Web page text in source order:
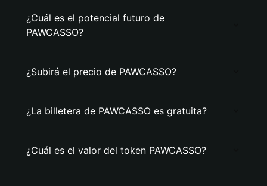
¿Cuál es el potencial futuro de
PAWCASSO?
¿Subirá el precio de PAWCASSO?
¿La billetera de PAWCASSO es gratuita?
¿Cuál es el valor del token PAWCASSO?